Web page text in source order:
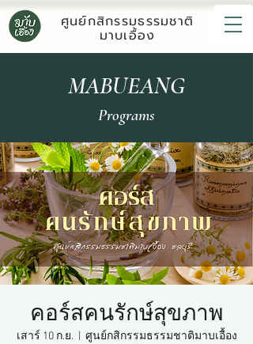
ศูนย์กสิกรรมธรรมชาติ
มาบเอื้อง
MABUEANG
Programs
คอร์สคนรักษ์สุขภาพ
เสาร์ 10 ก.ย.
ศูนย์กสิกรรมธรรมชาติมาบเอื้อง